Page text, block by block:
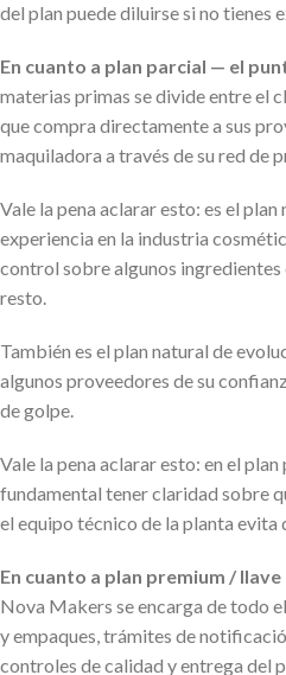
del plan puede diluirse si no tienes
En cuanto a plan parcial — el
materias primas se divide entre el
que compra directamente a sus
maquiladora a través de su red de
Vale la pena aclarar esto: es el
experiencia en la industria
control sobre algunos
resto.
También es el plan natural de
algunos proveedores de su
de golpe.
Vale la pena aclarar esto: en el
fundamental tener claridad sobre
el equipo técnico de la planta
En cuanto a plan premium /
Nova Makers se encarga de todo
y empaques, trámites de
controles de calidad y entrega del